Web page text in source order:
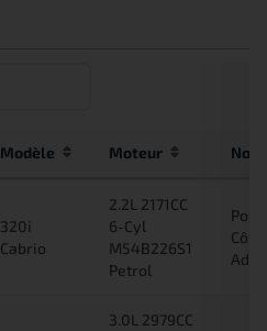
Modèle Moteur Note
320i
Cabrio
2.2L 2171CC
6-Cyl
M54B226S1
Petrol
Côté
3.0L 2979CC